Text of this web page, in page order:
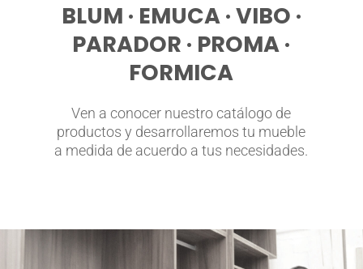
BLUM · EMUCA · VIBO ·
PARADOR · PROMA ·
FORMICA
Ven a conocer nuestro catálogo de
productos y desarrollaremos tu mueble
a medida de acuerdo a tus necesidades.